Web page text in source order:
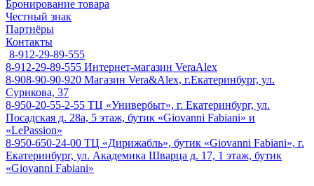
Бронирование товара
Честный знак
Партнёры
Контакты
8-912-29-89-555
8-912-29-89-555 Интернет-магазин VeraAlex
8-908-90-90-920 Магазин Vera&Alex, г.Екатеринбург, ул.
Сурикова, 37
8-950-20-55-2-55 ТЦ «Универбыт», г. Екатеринбург, ул.
Посадская д. 28а, 5 этаж, бутик «Giovanni Fabiani» и
«LePassion»
8-950-650-24-00 ТЦ «Дирижабль», бутик «Giovanni Fabiani», г.
Екатеринбург, ул. Академика Шварца д. 17, 1 этаж, бутик
«Giovanni Fabiani»